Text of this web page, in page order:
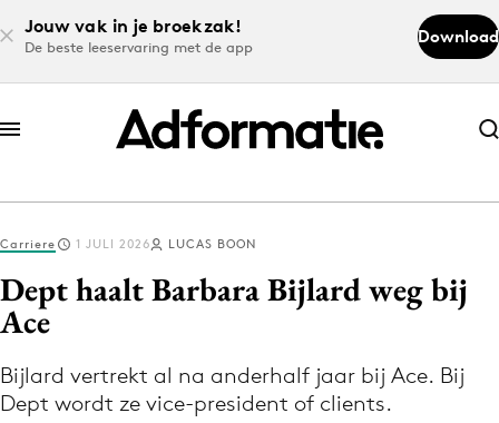
Jouw vak in je broekzak!
De beste leeservaring met de app
Download
Abonneer nu
Abonneer nu
Log in
Volg het laatste nieuws via de Adformatie
Nieuws app
Carriere 1 JULI 2026 LUCAS BOON
Dept haalt Barbara Bijlard weg bij
Ace
Bijlard vertrekt al na anderhalf jaar bij Ace. Bij
Dept wordt ze vice-president of clients.